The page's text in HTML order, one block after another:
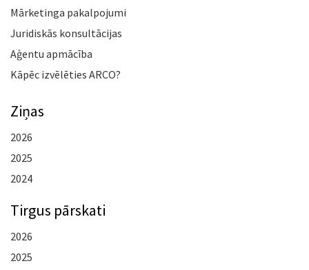
Mārketinga pakalpojumi
Juridiskās konsultācijas
Aģentu apmācība
Kāpēc izvēlēties ARCO?
Ziņas
2026
2025
2024
Tirgus pārskati
2026
2025